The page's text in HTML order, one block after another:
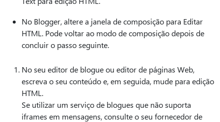
No Blogger, altere a janela de composição para Editar
HTML. Pode voltar ao modo de composição depois de
concluir o passo seguinte.
No seu editor de blogue ou editor de páginas Web,
escreva o seu conteúdo e, em seguida, mude para edição
HTML.
Se utilizar um serviço de blogues que não suporta
iframes em mensagens, consulte o seu fornecedor de